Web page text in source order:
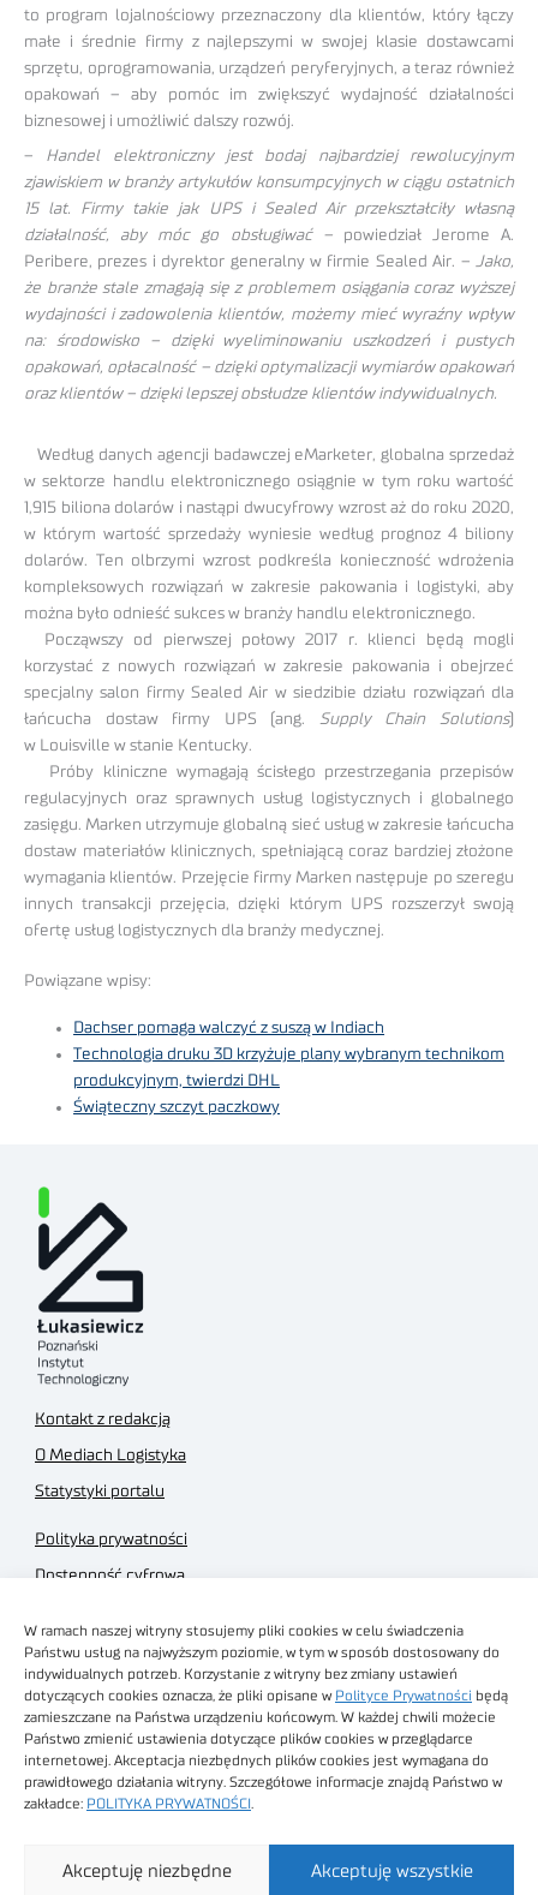
W ramach naszej witryny stosujemy pliki cookies w celu świadczenia
Państwu usług na najwyższym poziomie, w tym w sposób dostosowany do
indywidualnych potrzeb. Korzystanie z witryny bez zmiany ustawień
dotyczących cookies oznacza, że pliki opisane w Polityce Prywatności będą
zamieszczane na Państwa urządzeniu końcowym. W każdej chwili możecie
Państwo zmienić ustawienia dotyczące plików cookies w przeglądarce
internetowej. Akceptacja niezbędnych plików cookies jest wymagana do
prawidłowego działania witryny. Szczegółowe informacje znajdą Państwo w
zakładce: POLITYKA PRYWATNOŚCI
Akceptuję wszystkie
Akceptuję niezbędne
to program lojalnościowy przeznaczony dla klientów, który łączy
małe i średnie firmy z najlepszymi w swojej klasie dostawcami
sprzętu, oprogramowania, urządzeń peryferyjnych, a teraz również
opakowań – aby pomóc im zwiększyć wydajność działalności
biznesowej i umożliwić dalszy rozwój.
– Handel elektroniczny jest bodaj najbardziej rewolucyjnym
zjawiskiem w branży artykułów konsumpcyjnych w ciągu ostatnich
15 lat. Firmy takie jak UPS i Sealed Air przekształciły własną
działalność, aby móc go obsługiwać – powiedział Jerome A.
Peribere, prezes i dyrektor generalny w firmie Sealed Air. – Jako,
że branże stale zmagają się z problemem osiągania coraz wyższej
wydajności i zadowolenia klientów, możemy mieć wyraźny wpływ
na: środowisko – dzięki wyeliminowaniu uszkodzeń i pustych
opakowań, opłacalność – dzięki optymalizacji wymiarów opakowań
oraz klientów – dzięki lepszej obsłudze klientów indywidualnych.
Według danych agencji badawczej eMarketer, globalna sprzedaż
w sektorze handlu elektronicznego osiągnie w tym roku wartość
1,915 biliona dolarów i nastąpi dwucyfrowy wzrost aż do roku 2020,
w którym wartość sprzedaży wyniesie według prognoz 4 biliony
dolarów. Ten olbrzymi wzrost podkreśla konieczność wdrożenia
kompleksowych rozwiązań w zakresie pakowania i logistyki, aby
można było odnieść sukces w branży handlu elektronicznego.
Począwszy od pierwszej połowy 2017 r. klienci będą mogli
korzystać z nowych rozwiązań w zakresie pakowania i obejrzeć
specjalny salon firmy Sealed Air w siedzibie działu rozwiązań dla
łańcucha dostaw firmy UPS (ang.
Supply Chain Solutions)
w Louisville w stanie Kentucky.
Próby kliniczne wymagają ścisłego przestrzegania przepisów
regulacyjnych oraz sprawnych usług logistycznych i globalnego
zasięgu. Marken utrzymuje globalną sieć usług w zakresie łańcucha
dostaw materiałów klinicznych, spełniającą coraz bardziej złożone
wymagania klientów. Przejęcie firmy Marken następuje po szeregu
innych transakcji przejęcia, dzięki którym UPS rozszerzył swoją
ofertę usług logistycznych dla branży medycznej.
Powiązane wpisy:
Dachser pomaga walczyć z suszą w Indiach
Technologia druku 3D krzyżuje plany wybranym technikom
produkcyjnym, twierdzi DHL
Świąteczny szczyt paczkowy
Kontakt z redakcją
O Mediach Logistyka
Statystyki portalu
Polityka prywatności
Dostępność cyfrowa
Regulamin sklepu
Obrazy stockowe
autorstwa
Technologiczny